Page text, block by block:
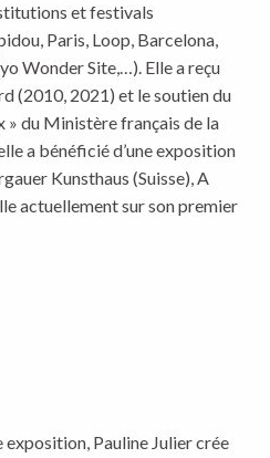
et festivals
Paris, Loop, Barcelona,
Wonder Site,…). Elle a reçu
(2010, 2021) et le soutien du
du Ministère français de la
a bénéficié d’une exposition
Kunsthaus (Suisse), A
actuellement sur son premier
Pauline Julier crée